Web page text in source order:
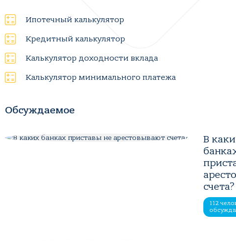
Ипотечный калькулятор
Кредитный калькулятор
Калькулятор доходности вклада
Калькулятор минимального платежа
Обсуждаемое
В
счета?
112